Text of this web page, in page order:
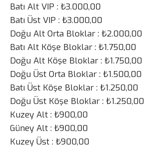
Batı Alt VIP : ₺3.000,00
Batı Üst VIP : ₺3.000,00
Doğu Alt Orta Bloklar : ₺2.000,00
Batı Alt Köşe Bloklar : ₺1.750,00
Doğu Alt Köşe Bloklar : ₺1.750,00
Doğu Üst Orta Bloklar : ₺1.500,00
Batı Üst Köşe Bloklar : ₺1.250,00
Doğu Üst Köşe Bloklar : ₺1.250,00
Kuzey Alt : ₺900,00
Güney Alt : ₺900,00
Kuzey Üst : ₺900,00